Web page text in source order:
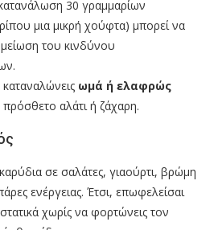
30 γραμμαρίων
μια μικρή χούφτα) μπορεί να
του κινδύνου
ωμά ή ελαφρώς
πρόσθετο αλάτι ή ζάχαρη.
σε σαλάτες, γιαούρτι, βρώμη
ενέργειας. Έτσι, επωφελείσαι
χωρίς να φορτώνεις τον